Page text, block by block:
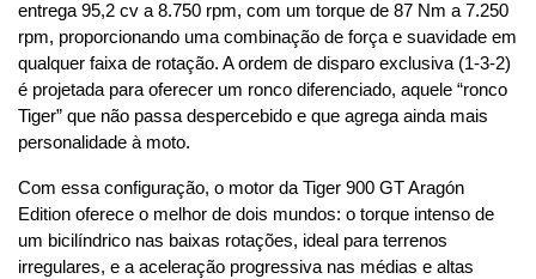
entrega 95,2 cv a 8.750 rpm, com um torque de 87 Nm a 7.250
rpm, proporcionando uma combinação de força e suavidade em
qualquer faixa de rotação. A ordem de disparo exclusiva (1-3-2)
é projetada para oferecer um ronco diferenciado, aquele “ronco
Tiger” que não passa despercebido e que agrega ainda mais
personalidade à moto.
Com essa configuração, o motor da Tiger 900 GT Aragón
Edition oferece o melhor de dois mundos: o torque intenso de
um bicilíndrico nas baixas rotações, ideal para terrenos
irregulares, e a aceleração progressiva nas médias e altas